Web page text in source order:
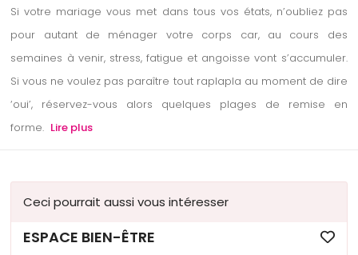
Si votre mariage vous met dans tous vos états, n’oubliez pas
pour autant de ménager votre corps car, au cours des
semaines à venir, stress, fatigue et angoisse vont s’accumuler.
Si vous ne voulez pas paraître tout raplapla au moment de dire
‘oui’, réservez-vous alors quelques plages de remise en
forme. Lire plus
Ceci pourrait aussi vous intéresser
ESPACE BIEN-ÊTRE